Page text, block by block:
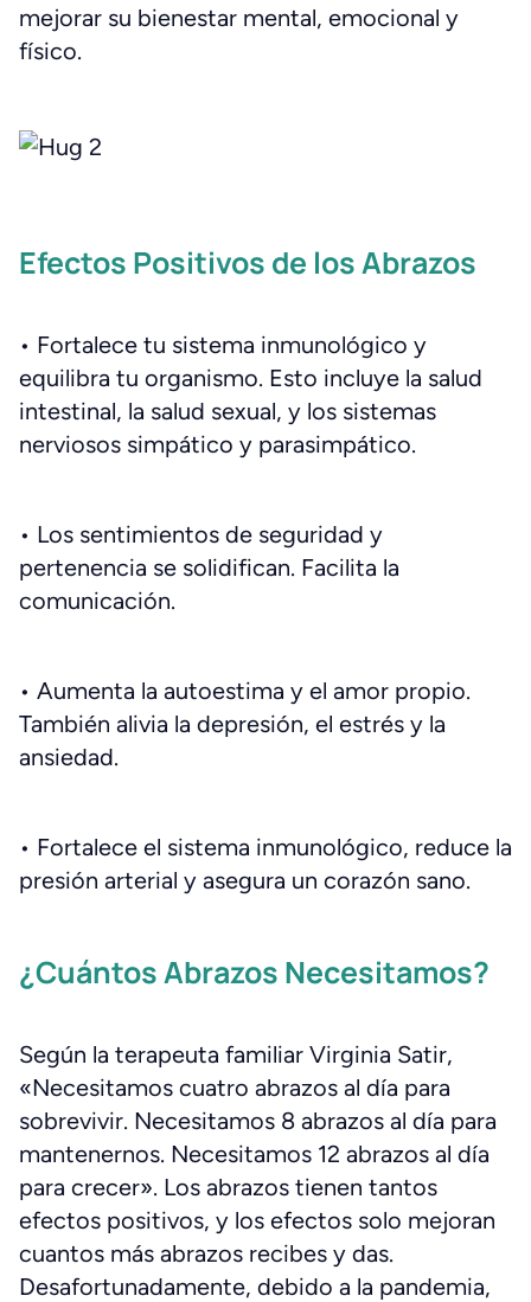
mejorar su bienestar mental, emocional y
físico.
Efectos Positivos de los Abrazos
• Fortalece tu sistema inmunológico y
equilibra tu organismo. Esto incluye la salud
intestinal, la salud sexual, y los sistemas
nerviosos simpático y parasimpático.
• Los sentimientos de seguridad y
pertenencia se solidifican. Facilita la
comunicación.
• Aumenta la autoestima y el amor propio.
También alivia la depresión, el estrés y la
ansiedad.
• Fortalece el sistema inmunológico, reduce la
presión arterial y asegura un corazón sano.
¿Cuántos Abrazos Necesitamos?
Según la terapeuta familiar Virginia Satir,
«Necesitamos cuatro abrazos al día para
sobrevivir. Necesitamos 8 abrazos al día para
mantenernos. Necesitamos 12 abrazos al día
para crecer». Los abrazos tienen tantos
efectos positivos, y los efectos solo mejoran
cuantos más abrazos recibes y das.
Desafortunadamente, debido a la pandemia,